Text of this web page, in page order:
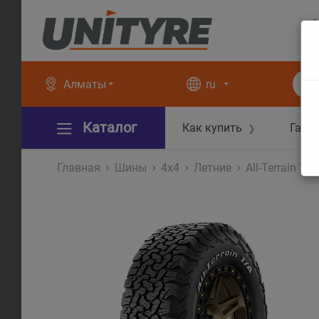
Алматы ru
Каталог Как купить ❯
Главная Шины 4x4 Летние All-Terrain T/A